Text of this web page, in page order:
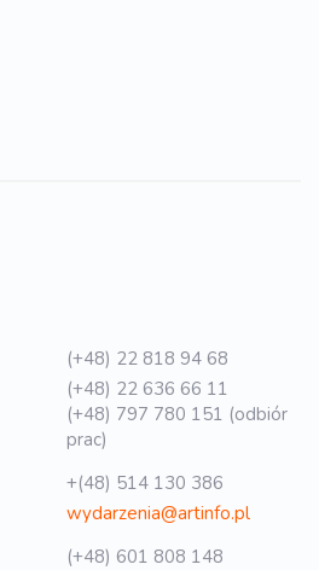
(+48) 22 818 94 68
(+48) 22 636 66 11
(+48) 797 780 151 (odbiór
prac)
+(48) 514 130 386
wydarzenia@artinfo.pl
(+48) 601 808 148